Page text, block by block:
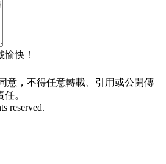
快！
意，不得任意轉載、引用或公開傳
。
reserved.